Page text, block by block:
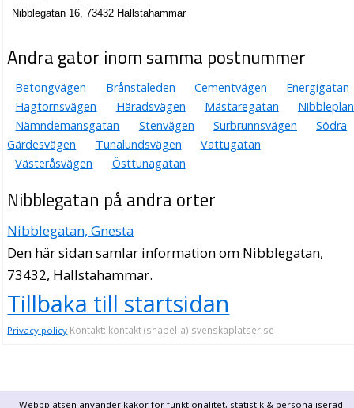
Webbplatsen använder kakor för funktionalitet, statistik & personaliserad
Nibblegatan 16, 73432 Hallstahammar
Andra gator inom samma postnummer
Betongvägen Brånstaleden Cementvägen
Energigatan
Hagtornsvägen
Häradsvägen Mästaregatan
Nibbleplan
Nämndemansgatan
Stenvägen Surbrunnsvägen
Södra
Gärdesvägen
Tunalundsvägen
Vattugatan
Västeråsvägen
Östtunagatan
Nibblegatan på andra orter
Nibblegatan, Gnesta
Den här sidan samlar information om Nibblegatan,
73432, Hallstahammar.
Tillbaka till startsidan
Privacy policy Kontakt: kontakt (snabel-a) svenskaplatser.se